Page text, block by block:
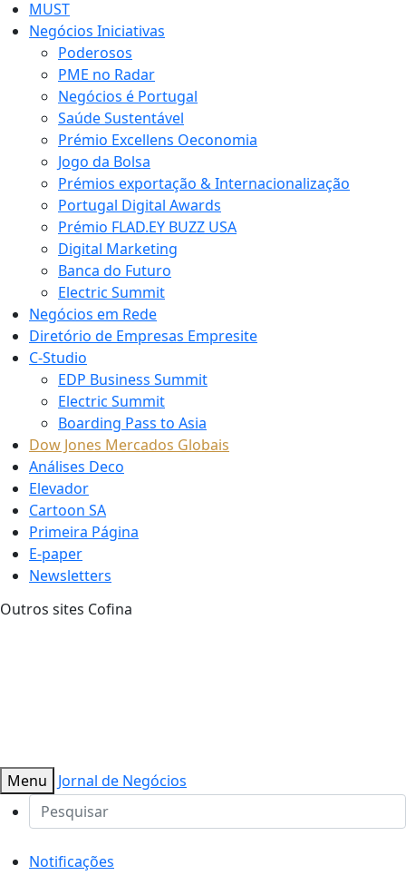
MUST
Negócios Iniciativas
Poderosos
PME no Radar
Negócios é Portugal
Saúde Sustentável
Prémio Excellens Oeconomia
Jogo da Bolsa
Prémios exportação & Internacionalização
Portugal Digital Awards
Prémio FLAD.EY BUZZ USA
Digital Marketing
Banca do Futuro
Electric Summit
Negócios em Rede
Diretório de Empresas Empresite
C-Studio
EDP Business Summit
Electric Summit
Boarding Pass to Asia
Dow Jones Mercados Globais
Análises Deco
Elevador
Cartoon SA
Primeira Página
E-paper
Newsletters
Outros sites Cofina
Menu Jornal de Negócios
Notificações